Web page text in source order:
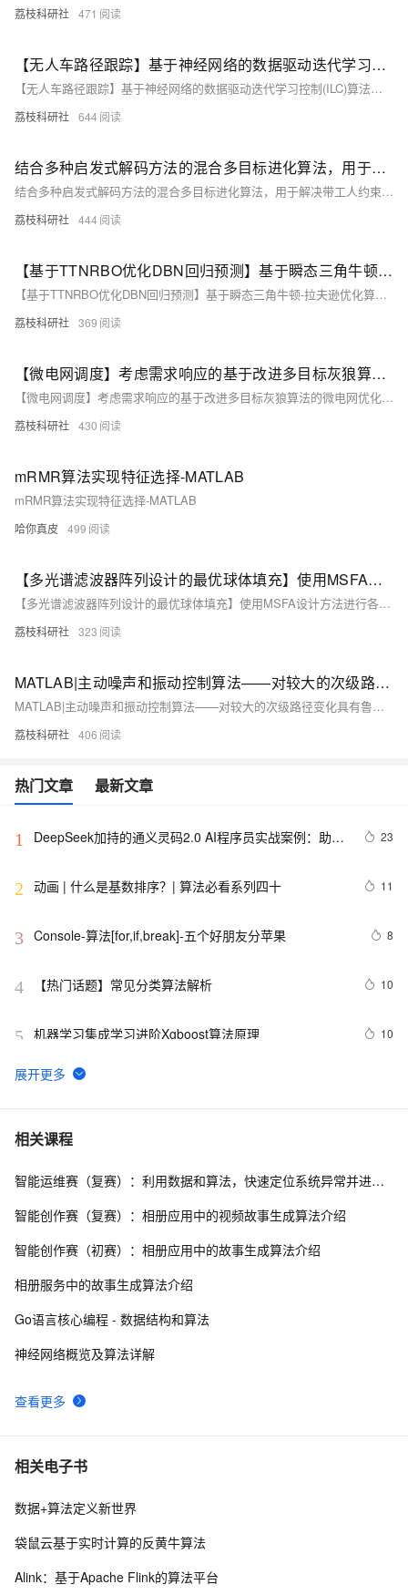
荔枝科研社 471
【无人车路径跟踪】基于神经网络的数据驱动迭代学习控制(ILC)算法，用于具有未知模型和重复任务的非线性单输入单输出(SISO)离散时间系统的无人车的路径跟踪（Matlab代码实现）
【无人车路径跟踪】基于神经网络的数据驱动迭代学习控制(ILC)算法，用于具有未知模型和重复任务的非线性单输入单输出(SISO)离散时间系统的无人车的路径跟踪（Matlab代码实现）
荔枝科研社 644
结合多种启发式解码方法的混合多目标进化算法，用于解决带工人约束的混合流水车间调度问题（Matlab代码实现）
结合多种启发式解码方法的混合多目标进化算法，用于解决带工人约束的混合流水车间调度问题（Matlab代码实现）
荔枝科研社 444
【基于TTNRBO优化DBN回归预测】基于瞬态三角牛顿-拉夫逊优化算法（TTNRBO）优化深度信念网络（DBN）数据回归预测研究（Matlab代码实现）
【基于TTNRBO优化DBN回归预测】基于瞬态三角牛顿-拉夫逊优化算法（TTNRBO）优化深度信念网络（DBN）数据回归预测研究（Matlab代码实现）
荔枝科研社 369
【微电网调度】考虑需求响应的基于改进多目标灰狼算法的微电网优化调度研究（Matlab代码实现）
【微电网调度】考虑需求响应的基于改进多目标灰狼算法的微电网优化调度研究（Matlab代码实现）
荔枝科研社 430
mRMR算法实现特征选择-MATLAB
mRMR算法实现特征选择-MATLAB
哈你真皮 499
【多光谱滤波器阵列设计的最优球体填充】使用MSFA设计方法进行各种重建算法时，图像质量可以提高至多2 dB，并在光谱相似性方面实现了显著提升（Matlab代码实现）
【多光谱滤波器阵列设计的最优球体填充】使用MSFA设计方法进行各种重建算法时，图像质量可以提高至多2 dB，并在光谱相似性方面实现了显著提升（Matlab代码实现）
荔枝科研社 323
MATLAB|主动噪声和振动控制算法——对较大的次级路径变化具有鲁棒性
MATLAB|主动噪声和振动控制算法——对较大的次级路径变化具有鲁棒性
荔枝科研社 406
热门文章 最新文章
1
DeepSeek加持的通义灵码2.0 AI程序员实战案例：助力
23
2 动画 | 什么是基数排序？| 算法必看系列四十 11
3 Console-算法[for,if,break]-五个好朋友分苹果 8
4 【热门话题】常见分类算法解析 10
5 机器学习集成学习进阶Xgboost算法原理 10
6
【滤波跟踪】基于卡尔曼滤波算法实现飞行物体运动轨迹
7 数组求和算法系列
8 游戏人工智能——A*寻路算法实践
10微软的22道数据结构算法面试题
相关课程
查看更多
智能运维赛（复赛）：利用数据和算法，快速定位系统异常并进行根因分析
智能创作赛（复赛）：相册应用中的视频故事生成算法介绍
智能创作赛（初赛）：相册应用中的故事生成算法介绍
相册服务中的故事生成算法介绍
Go语言核心编程 - 数据结构和算法
神经网络概览及算法详解
相关电子书
数据+算法定义新世界
袋鼠云基于实时计算的反黄牛算法
Alink：基于Apache Flink的算法平台